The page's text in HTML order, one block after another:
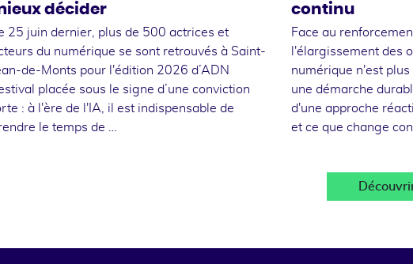
décider
25 juin dernier, plus de 500 actrices et
du numérique se sont retrouvés à Saint-
de-Monts pour l'édition 2026 d’ADN
placée sous le signe d’une conviction
: à l'ère de l'IA, il est indispensable de
le temps de …
continu
Face au
l'élargissement des
numérique n'est
une démarche
d'une approche
et ce que change